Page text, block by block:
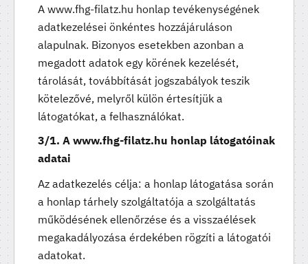
A www.fhg-filatz.hu honlap tevékenységének
adatkezelései önkéntes hozzájáruláson
alapulnak. Bizonyos esetekben azonban a
megadott adatok egy körének kezelését,
tárolását, továbbítását jogszabályok teszik
kötelezővé, melyről külön értesítjük a
látogatókat, a felhasználókat.
3/1. A www.fhg-filatz.hu honlap látogatóinak
adatai
Az adatkezelés célja: a honlap látogatása során
a honlap tárhely szolgáltatója a szolgáltatás
működésének ellenőrzése és a visszaélések
megakadályozása érdekében rögzíti a látogatói
adatokat.